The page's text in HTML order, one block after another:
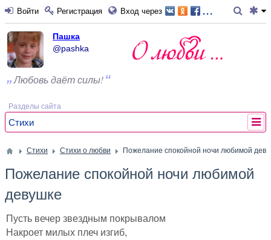
Войти Регистрация Вход через ...
Пашка
@pashka
Любовь даёт силы!
Разделы сайта
Стихи
Стихи Стихи о любви Пожелание спокойной ночи любимой
Пожелание спокойной ночи любимой
девушке
Пусть вечер звездным покрывалом
Накроет милых плеч изгиб,